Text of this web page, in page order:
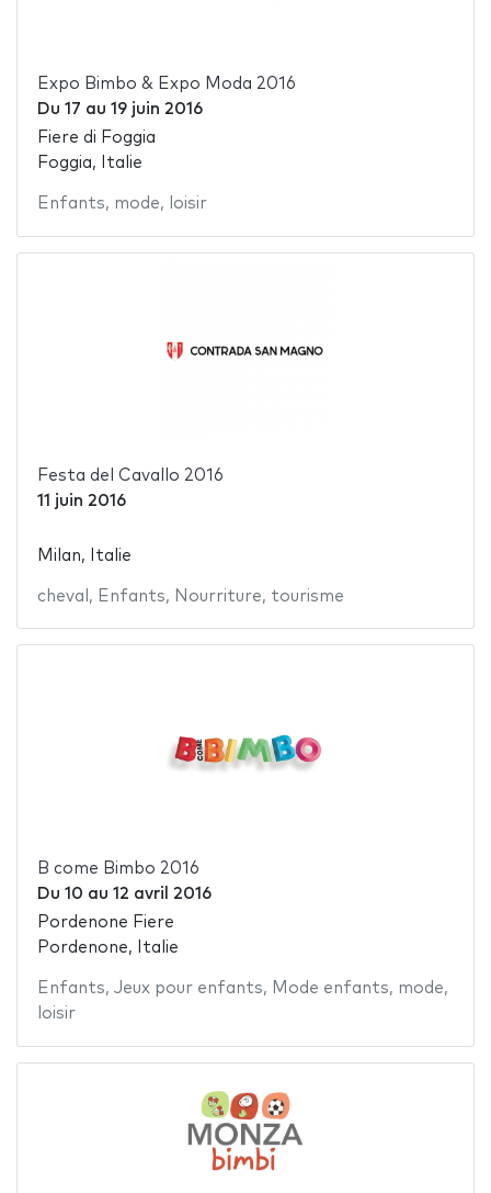
Expo Bimbo & Expo Moda 2016
Du 17 au 19 juin 2016
Fiere di Foggia
Foggia, Italie
Enfants, mode, loisir
Festa del Cavallo 2016
11 juin 2016
Milan, Italie
cheval , Enfants, Nourriture, tourisme
B come Bimbo 2016
Du 10 au 12 avril 2016
Pordenone Fiere
Pordenone, Italie
Enfants, Jeux pour enfants, Mode enfants, mode,
loisir